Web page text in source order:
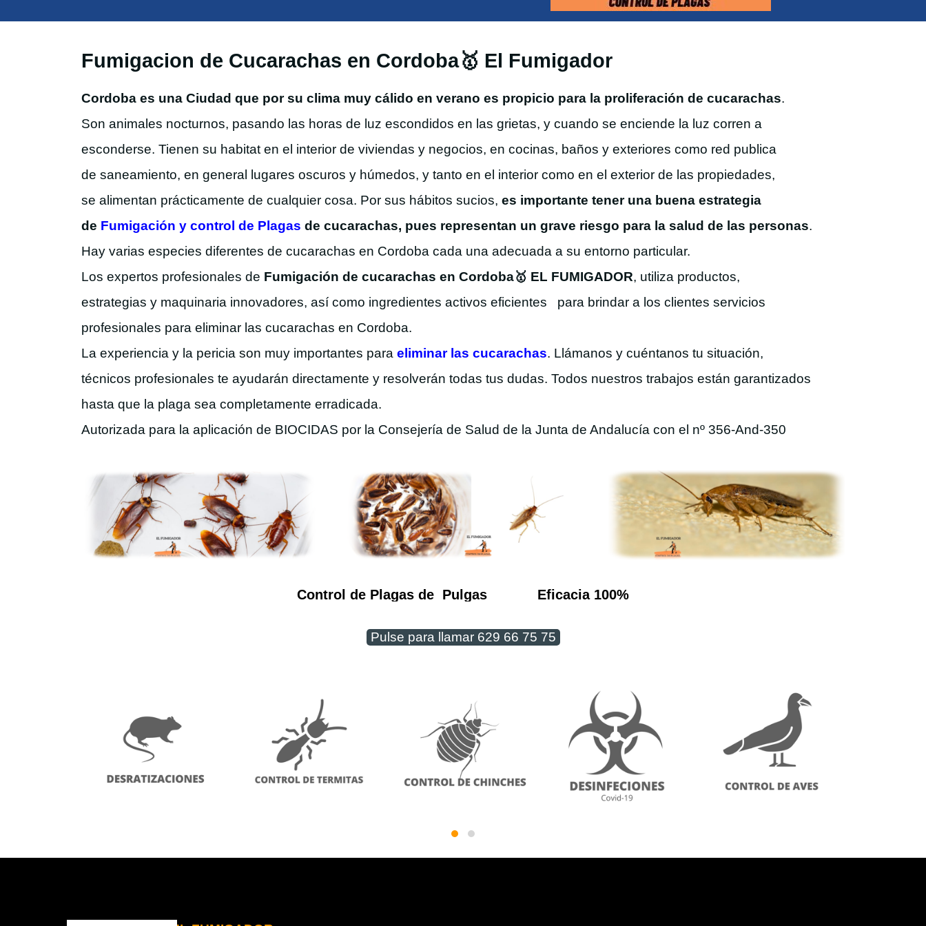
Fumigacion de Cucarachas en Cordoba🥇 El Fumigador
Cordoba es una Ciudad que por su clima muy cálido en verano es propicio para la proliferación de cucarachas.
Son animales nocturnos, pasando las horas de luz escondidos en las grietas, y cuando se enciende la luz corren a
esconderse. Tienen su habitat en el interior de viviendas y negocios, en cocinas, baños y exteriores como red publica
de saneamiento, en general lugares oscuros y húmedos, y tanto en el interior como en el exterior de las propiedades,
se alimentan prácticamente de cualquier cosa. Por sus hábitos sucios, es importante tener una buena estrategia
de Fumigación y control de Plagas de cucarachas, pues representan un grave riesgo para la salud de las personas.
Hay varias especies diferentes de cucarachas en Cordoba cada una adecuada a su entorno particular.
Los expertos profesionales de Fumigación de cucarachas en Cordoba🥇 EL FUMIGADOR, utiliza productos,
estrategias y maquinaria innovadores, así como ingredientes activos eficientes para brindar a los clientes servicios
profesionales para eliminar las cucarachas en Cordoba.
La experiencia y la pericia son muy importantes para eliminar las cucarachas. Llámanos y cuéntanos tu situación,
técnicos profesionales te ayudarán directamente y resolverán todas tus dudas. Todos nuestros trabajos están garantizados
hasta que la plaga sea completamente erradicada.
Autorizada para la aplicación de BIOCIDAS por la Consejería de Salud de la Junta de Andalucía con el nº 356-And-350
Control de Plagas de Pulgas Eficacia 100%
Pulse para llamar 629 66 75 75